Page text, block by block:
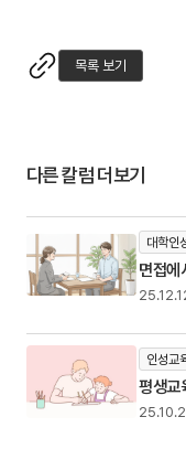
목록 보기
다른 칼럼 더보기
대학인
면접에
인성교
평생교
육 자